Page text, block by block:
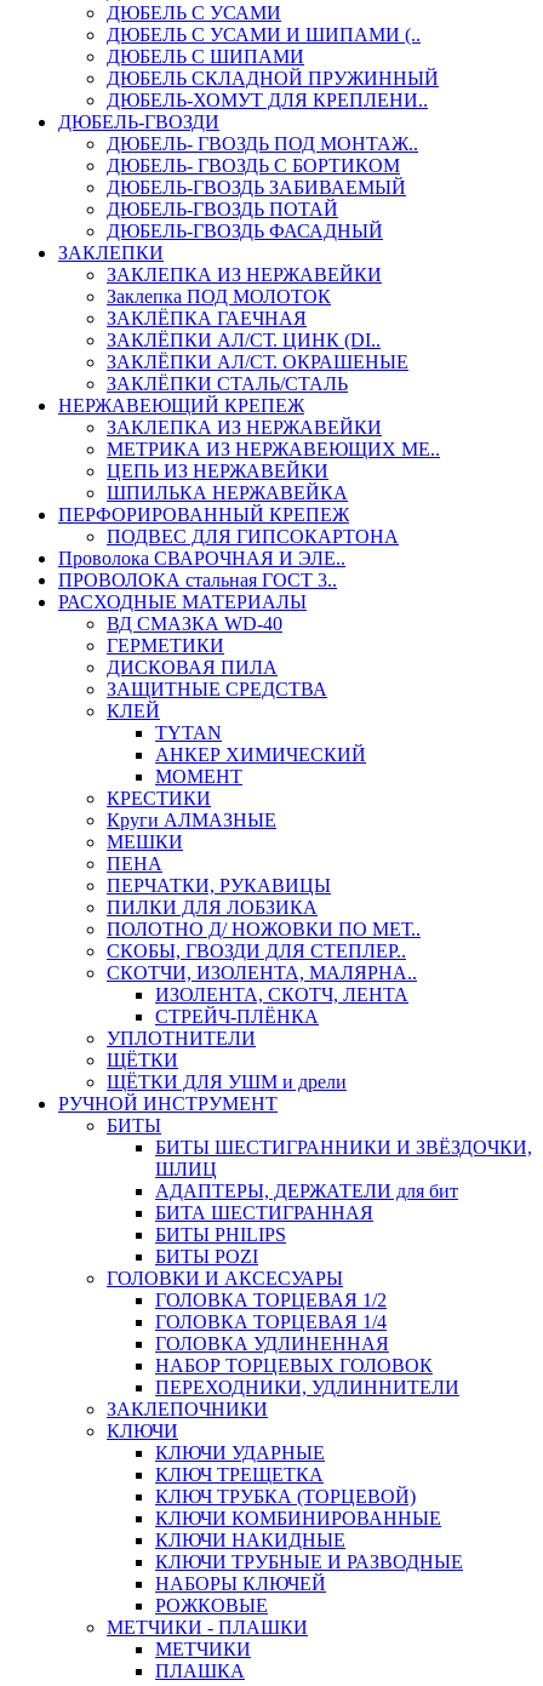
ДЮБЕЛЬ С УСАМИ
ДЮБЕЛЬ С УСАМИ И ШИПАМИ (..
ДЮБЕЛЬ С ШИПАМИ
ДЮБЕЛЬ СКЛАДНОЙ ПРУЖИННЫЙ
ДЮБЕЛЬ-ХОМУТ ДЛЯ КРЕПЛЕНИ..
ДЮБЕЛЬ-ГВОЗДИ
ДЮБЕЛЬ- ГВОЗДЬ ПОД МОНТАЖ..
ДЮБЕЛЬ- ГВОЗДЬ С БОРТИКОМ
ДЮБЕЛЬ-ГВОЗДЬ ЗАБИВАЕМЫЙ
ДЮБЕЛЬ-ГВОЗДЬ ПОТАЙ
ДЮБЕЛЬ-ГВОЗДЬ ФАСАДНЫЙ
ЗАКЛЕПКИ
ЗАКЛЕПКА ИЗ НЕРЖАВЕЙКИ
Заклепка ПОД МОЛОТОК
ЗАКЛЁПКА ГАЕЧНАЯ
ЗАКЛЁПКИ АЛ/СТ. ЦИНК (DI..
ЗАКЛЁПКИ АЛ/СТ. ОКРАШЕНЫЕ
ЗАКЛЁПКИ СТАЛЬ/СТАЛЬ
НЕРЖАВЕЮЩИЙ КРЕПЕЖ
ЗАКЛЕПКА ИЗ НЕРЖАВЕЙКИ
МЕТРИКА ИЗ НЕРЖАВЕЮЩИХ МЕ..
ЦЕПЬ ИЗ НЕРЖАВЕЙКИ
ШПИЛЬКА НЕРЖАВЕЙКА
ПЕРФОРИРОВАННЫЙ КРЕПЕЖ
ПОДВЕС ДЛЯ ГИПСОКАРТОНА
Проволока СВАРОЧНАЯ И ЭЛЕ..
ПРОВОЛОКА стальная ГОСТ 3..
РАСХОДНЫЕ МАТЕРИАЛЫ
ВД СМАЗКА WD-40
ГЕРМЕТИКИ
ДИСКОВАЯ ПИЛА
ЗАЩИТНЫЕ СРЕДСТВА
КЛЕЙ
TYTAN
АНКЕР ХИМИЧЕСКИЙ
МОМЕНТ
КРЕСТИКИ
Круги АЛМАЗНЫЕ
МЕШКИ
ПЕНА
ПЕРЧАТКИ, РУКАВИЦЫ
ПИЛКИ ДЛЯ ЛОБЗИКА
ПОЛОТНО Д/ НОЖОВКИ ПО МЕТ..
СКОБЫ, ГВОЗДИ ДЛЯ СТЕПЛЕР..
СКОТЧИ, ИЗОЛЕНТА, МАЛЯРНА..
ИЗОЛЕНТА, СКОТЧ, ЛЕНТА
СТРЕЙЧ-ПЛЁНКА
УПЛОТНИТЕЛИ
ЩЁТКИ
ЩЁТКИ ДЛЯ УШМ и дрели
РУЧНОЙ ИНСТРУМЕНТ
БИТЫ
БИТЫ ШЕСТИГРАННИКИ И ЗВЁЗДОЧКИ,
ШЛИЦ
АДАПТЕРЫ, ДЕРЖАТЕЛИ для бит
БИТА ШЕСТИГРАННАЯ
БИТЫ PHILIPS
БИТЫ POZI
ГОЛОВКИ И АКСЕСУАРЫ
ГОЛОВКА ТОРЦЕВАЯ 1/2
ГОЛОВКА ТОРЦЕВАЯ 1/4
ГОЛОВКА УДЛИНЕННАЯ
НАБОР ТОРЦЕВЫХ ГОЛОВОК
ПЕРЕХОДНИКИ, УДЛИННИТЕЛИ
ЗАКЛЕПОЧНИКИ
КЛЮЧИ
КЛЮЧИ УДАРНЫЕ
КЛЮЧ ТРЕЩЕТКА
КЛЮЧ ТРУБКА (ТОРЦЕВОЙ)
КЛЮЧИ КОМБИНИРОВАННЫЕ
КЛЮЧИ НАКИДНЫЕ
КЛЮЧИ ТРУБНЫЕ И РАЗВОДНЫЕ
НАБОРЫ КЛЮЧЕЙ
РОЖКОВЫЕ
МЕТЧИКИ - ПЛАШКИ
МЕТЧИКИ
ПЛАШКА